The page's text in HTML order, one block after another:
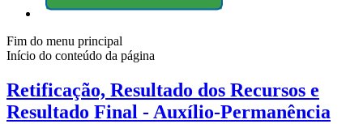
Fim do menu principal
Início do conteúdo da página
Retificação, Resultado dos Recursos e
Resultado Final - Auxílio-Permanência